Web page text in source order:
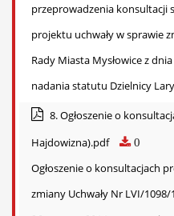
przeprowadzenia konsultacji
projektu uchwały w sprawie
Rady Miasta Mysłowice z
nadania statutu Dzielnicy
8. Ogłoszenie o
Hajdowizna).pdf
0
Ogłoszenie o konsultacjach
zmiany Uchwały Nr LVI/